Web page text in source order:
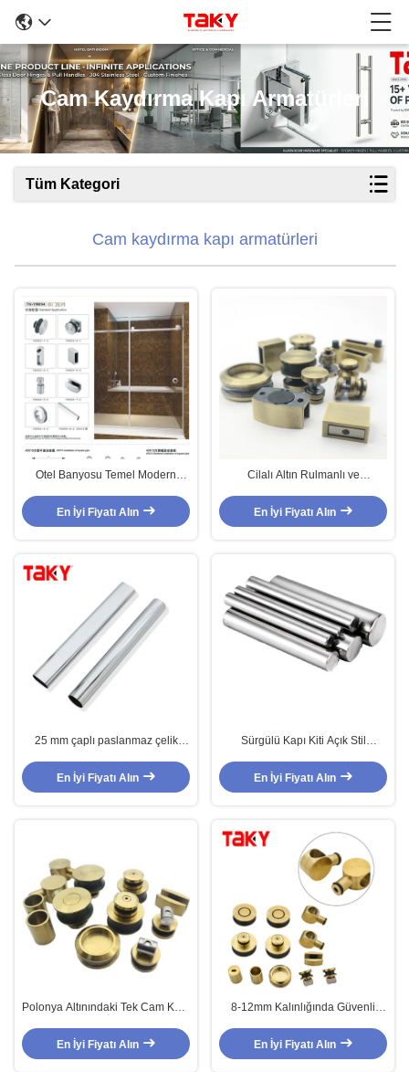
Cam Kaydırma Kapı Armatürleri
Tüm Kategori
Cam kaydırma kapı armatürleri
Otel Banyosu Temel Modern
Yenileme İçin
En İyi Fiyatı Alın
Cilalı Altın Rulmanlı ve
Çerçevesiz SS304 Sürgülü Kapı
Sistemi
En İyi Fiyatı Alın
25 mm çaplı paslanmaz çelik
direnci ile kaydırma kapı çubuğu
En İyi Fiyatı Alın
Sürgülü Kapı Kiti Açık Stil
25*2.0mm Katı Yuvarlak Çubuk
En İyi Fiyatı Alın
Polonya Altınındaki Tek Cam Kapı
Kaydırma Kapı Aksesuarı
En İyi Fiyatı Alın
8-12mm Kalınlığında Güvenli
Sürgülü Kapı Sistemi, Parlak Cila
En İyi Fiyatı Alın